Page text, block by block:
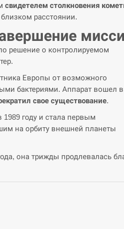
свидетелем столкновения
близком расстоянии.
решение о контролируемом
Европы от возможного
бактериями. Аппарат вошел
свое существование.
году и стала первым
на орбиту внешней планеты
она трижды продлевалась